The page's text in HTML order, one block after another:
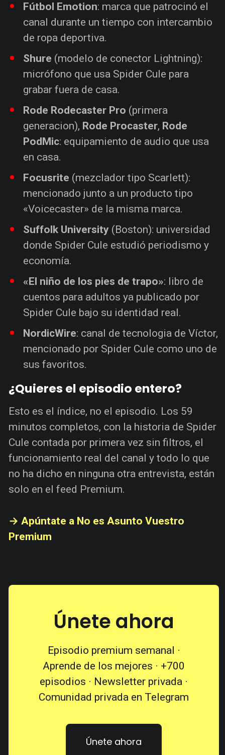
Fútbol Emotion: marca que patrocinó el
canal durante un tiempo con intercambio
de ropa deportiva.
Shure (modelo de conector Lightning):
micrófono que usa Spider Cule para
grabar fuera de casa.
Rode Rodecaster Pro (primera
generacion), Rode Procaster, Rode
PodMic: equipamiento de audio que usa
en casa.
Focusrite (mezclador tipo Scarlett):
mencionado junto a un producto tipo
«Voicecaster» de la misma marca.
Suffolk University (Boston): universidad
donde Spider Cule estudió periodismo y
economía.
«El niño de los pies de trapo»: libro de
cuentos para adultos ya publicado por
Spider Cule bajo su identidad real.
NordicWire: canal de tecnologia de Víctor,
mencionado por Spider Cule como uno de
sus favoritos.
¿Quieres el episodio entero?
Esto es el índice, no el episodio. Los 59
minutos completos, con la historia de Spider
Cule contada por primera vez sin filtros, el
funcionamiento real del canal y todo lo que
no ha dicho en ninguna otra entrevista, están
solo en el feed Premium.
→ Apúntate a No es Asunto Vuestro
Premium
Únete ahora
Episodio premium semanal ·
Aprende de los mejores · +700
episodios · Newsletter privada ·
Comunidad privada en Telegram
Únete ahora